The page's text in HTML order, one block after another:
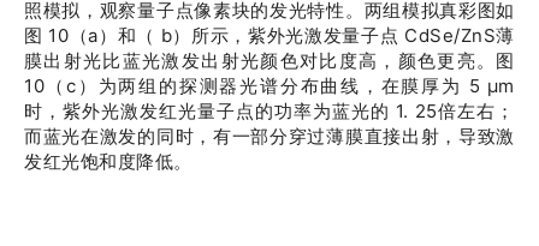
照模拟，观察量子点像素块的发光特性。两组模拟真彩图如
图 10（a）和（ b）所示，紫外光激发量子点 CdSe/ZnS薄
膜出射光比蓝光激发出射光颜色对比度高，颜色更亮。图
10（c）为两组的探测器光谱分布曲线，在膜厚为 5 μm
时，紫外光激发红光量子点的功率为蓝光的 1. 25倍左右；
而蓝光在激发的同时，有一部分穿过薄膜直接出射，导致激
发红光饱和度降低。